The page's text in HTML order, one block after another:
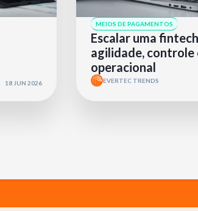
18 JUN 2026
MEIOS DE PAGAMENTOS
Escalar uma
agilidade, controle
operacional
EVERTEC TRENDS